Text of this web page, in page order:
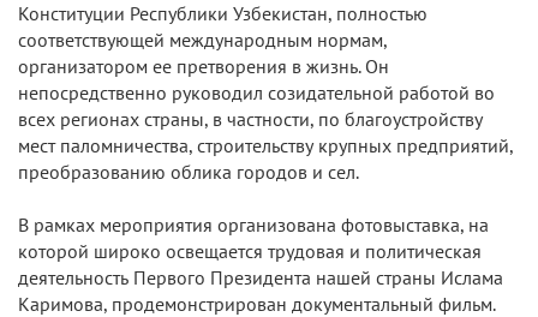
Конституции Республики Узбекистан, полностью
соответствующей международным нормам,
организатором ее претворения в жизнь. Он
непосредственно руководил созидательной работой во
всех регионах страны, в частности, по благоустройству
мест паломничества, строительству крупных предприятий,
преобразованию облика городов и сел.
В рамках мероприятия организована фотовыставка, на
которой широко освещается трудовая и политическая
деятельность Первого Президента нашей страны Ислама
Каримова, продемонстрирован документальный фильм.